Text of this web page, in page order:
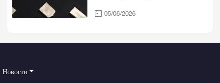
05/08/2026
Новости